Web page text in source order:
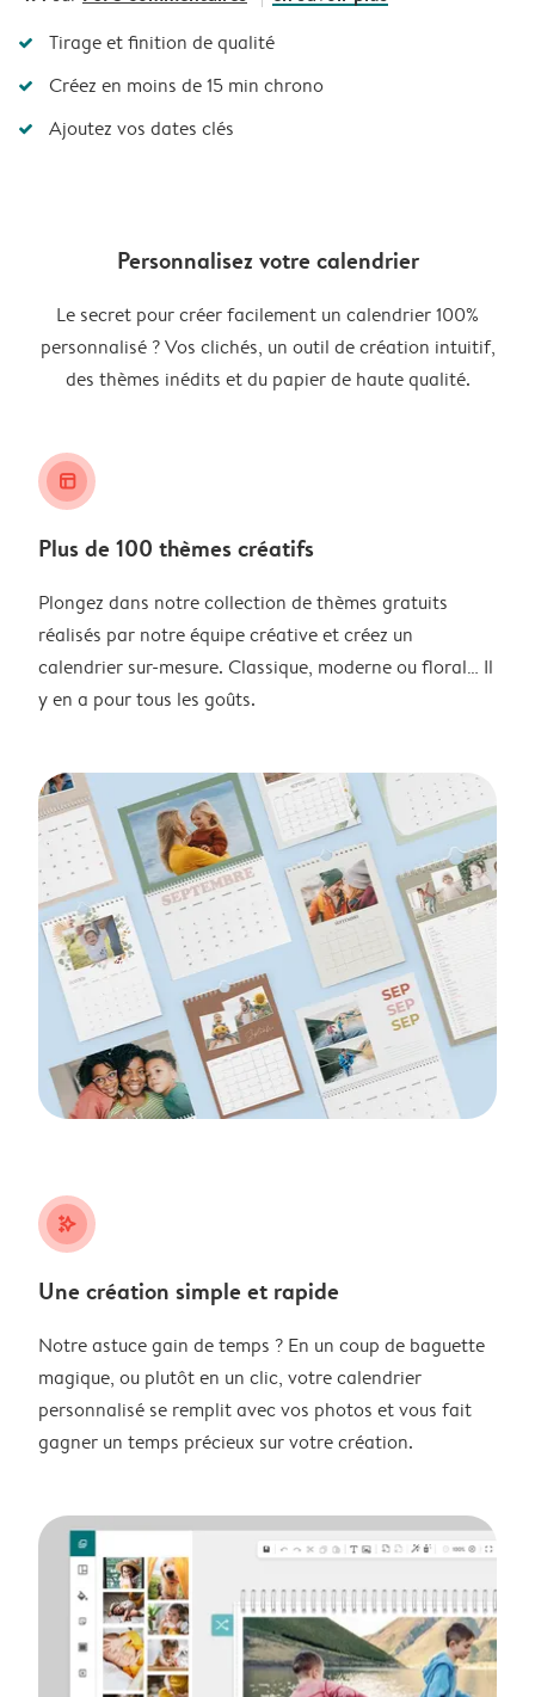
Tirage et finition de qualité
Créez en moins de 15 min chrono
Ajoutez vos dates clés
Personnalisez votre calendrier
Le secret pour créer facilement un calendrier 100%
personnalisé ? Vos clichés, un outil de création intuitif,
des thèmes inédits et du papier de haute qualité.
layout_alt
Plus de 100 thèmes créatifs
Plongez dans notre collection de thèmes gratuits
réalisés par notre équipe créative et créez un
calendrier sur-mesure. Classique, moderne ou floral… Il
y en a pour tous les goûts.
stars_plus
Une création simple et rapide
Notre astuce gain de temps ? En un coup de baguette
magique, ou plutôt en un clic, votre calendrier
personnalisé se remplit avec vos photos et vous fait
gagner un temps précieux sur votre création.